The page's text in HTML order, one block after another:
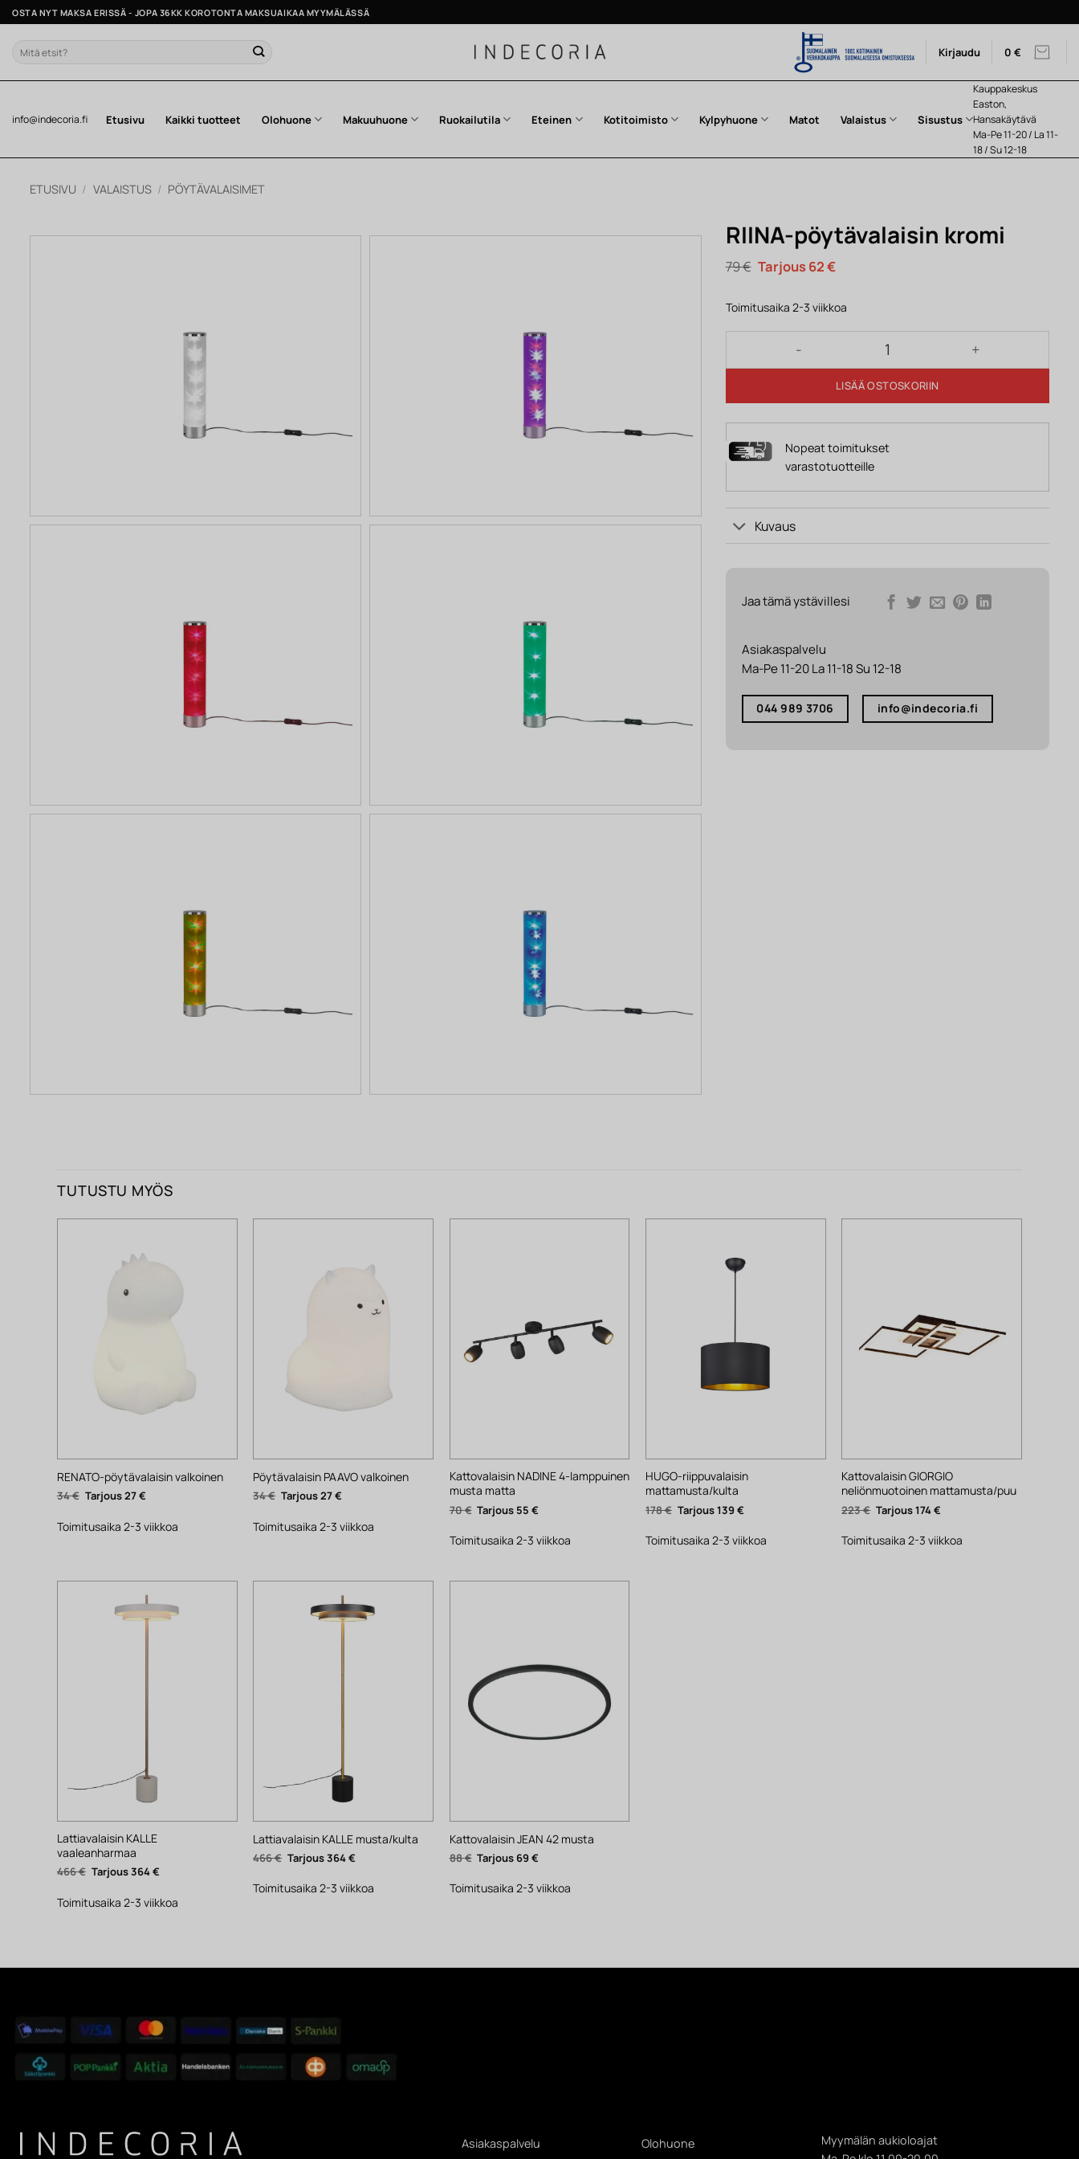
Skip
to
content
OSTA NYT MAKSA ERISSÄ - JOPA 36KK KOROTONTA MAKSUAIKAA MYYMÄLÄSSÄ
Etsi: Kirjaudu 0 €
info@indecoria.fi Etusivu Kaikki tuotteet Olohuone Makuuhuone Ruokailutila Eteinen Kotitoimisto Kylpyhuone Matot Valaistus Sisustus
Kauppakeskus
Easton,
Hansakäytävä
Ma-Pe 11-20 / La 11-
18 / Su 12-18
ETUSIVU / VALAISTUS / PÖYTÄVALAISIMET
RIINA-pöytävalaisin kromi
79€ Alkuperäinen
hinta
79 €.
62€Nykyinen
62 €.
Toimitusaika 2-3 viikkoa
RIINA-pöytävalaisin kromi määrä
LISÄÄ OSTOSKORIIN
Nopeat toimitukset
varastotuotteille
Kuvaus
Jaa tämä ystävillesi
Asiakaspalvelu
Ma-Pe 11-20 La 11-18 Su 12-18
044 989 3706 info@indecoria.fi
TUTUSTU MYÖS
RENATO-pöytävalaisin valkoinen
34€ Alkuperäinen
hinta
34 €.
27€Nykyinen
hinta
27 €.
Toimitusaika 2-3 viikkoa
Pöytävalaisin PAAVO valkoinen
34€ Alkuperäinen
hinta
34 €.
27€
27 €.
Toimitusaika 2-3 viikkoa
Kattovalaisin NADINE 4-lamppuinen
musta matta
70€ Alkuperäinen
hinta
70 €.
55€
55 €.
Toimitusaika 2-3 viikkoa
HUGO-riippuvalaisin
mattamusta/kulta
178€ Alkuperäinen
hinta
178 €.
139€Nykyinen
hinta
139 €.
Toimitusaika 2-3 viikkoa
Kattovalaisin GIORGIO
neliönmuotoinen mattamusta/puu
223€ Alkuperäinen
hinta
223 €.
174€
174 €.
Toimitusaika 2-3 viikkoa
Lattiavalaisin KALLE
vaaleanharmaa
466€ Alkuperäinen
hinta
466 €.
364€Nykyinen
364 €.
Toimitusaika 2-3 viikkoa
Lattiavalaisin KALLE musta/kulta
466€ Alkuperäinen
hinta
466 €.
364€
364 €.
Toimitusaika 2-3 viikkoa
Kattovalaisin JEAN 42 musta
88€ Alkuperäinen
hinta
88 €.
69€
69 €.
Toimitusaika 2-3 viikkoa
Asiakaspalvelu Olohuone
Myymälän aukioloajat